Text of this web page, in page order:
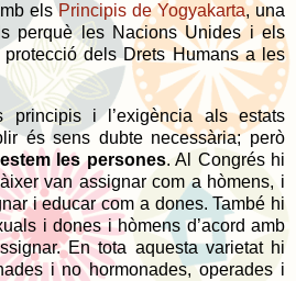
elsPrincipis de Yogyakarta, una
perquè les Nacions Unides i els
dels Drets Humans a les
principis i l’exigència als estats
és sens dubte necessària; però
les persones. Al Congrés hi
van assignar com a hòmens, i
i educar com a dones. També hi
i dones i hòmens d’acord amb
En tota aquesta varietat hi
i no hormonades, operades i